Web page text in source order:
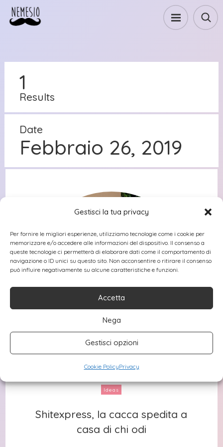
Gestisci la tua privacy
Per fornire le migliori esperienze, utilizziamo tecnologie come i cookie per
memorizzare e/o accedere alle informazioni del dispositivo. Il consenso a
queste tecnologie ci permetterà di elaborare dati come il comportamento di
navigazione o ID unici su questo sito. Non acconsentire o ritirare il consenso
può influire negativamente su alcune caratteristiche e funzioni.
Accetta
Nega
Gestisci opzioni
Cookie PolicyPrivacy
1
Results
Date
Febbraio 26, 2019
Ideas
Shitexpress, la cacca spedita a
casa di chi odi
Shitexpress, la cacca spedita a
casa di chi odi